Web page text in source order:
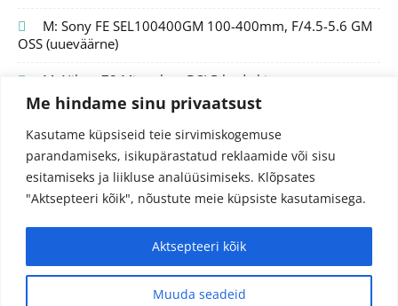
Me hindame sinu privaatsust
Kasutame küpsiseid teie sirvimiskogemuse
parandamiseks, isikupärastatud reklaamide või sisu
esitamiseks ja liikluse analüüsimiseks. Klõpsates
"Aktsepteeri kõik", nõustute meie küpsiste kasutamisega.
Muuda seadeid
Aktsepteeri kõik
M: Sony FE SEL100400GM 100-400mm, F/4.5-5.6 GM
OSS (uueväärne)
M: Nikon Z8 Mirrorless DSLR body kit
© 2024 Fotojutud OÜ
Reg.nr. 14827097
info@fotojutud.ee